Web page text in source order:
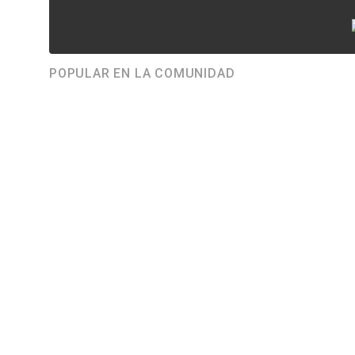
POPULAR EN LA COMUNIDAD